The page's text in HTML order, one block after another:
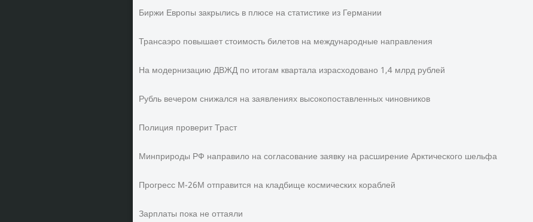
Биржи Европы закрылись в плюсе на статистике из Германии
Трансаэро повышает стоимость билетов на международные направления
На модернизацию ДВЖД по итогам квартала израсходовано 1,4 млрд рублей
Рубль вечером снижался на заявлениях высокопоставленных чиновников
Полиция проверит Траст
Минприроды РФ направило на согласование заявку на расширение Арктического шельфа
Прогресс М-26М отправится на кладбище космических кораблей
Зарплаты пока не оттаяли